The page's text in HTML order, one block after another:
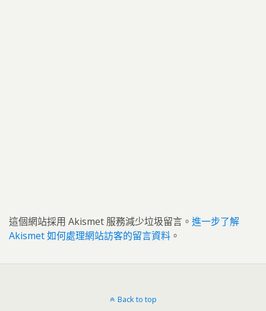
這個網站採用 Akismet 服務減少垃圾留言。 進一步了解
Akismet 如何處理網站訪客的留言資料 。
Back to top